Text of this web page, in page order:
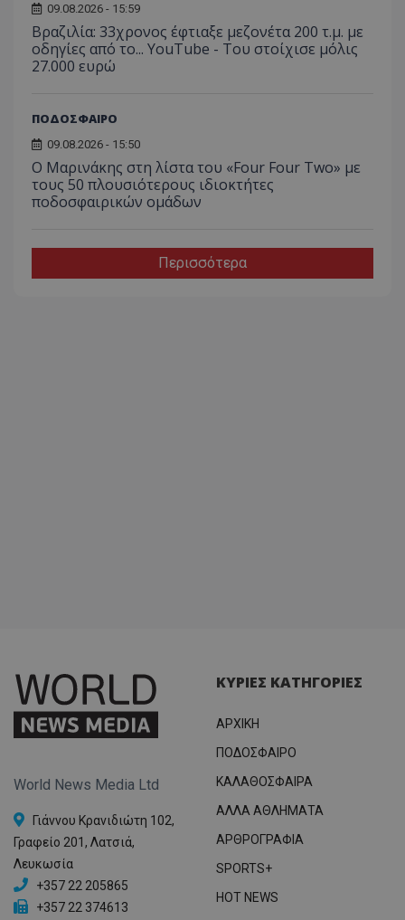
09.08.2026 - 15:59
Βραζιλία: 33χρονος έφτιαξε μεζονέτα 200 τ.μ. με
οδηγίες από το... YouTube - Του στοίχισε μόλις
27.000 ευρώ
ΠΟΔΟΣΦΑΙΡΟ
09.08.2026 - 15:50
Ο Μαρινάκης στη λίστα του «Four Four Two» με
τους 50 πλουσιότερους ιδιοκτήτες
ποδοσφαιρικών ομάδων
Περισσότερα
World News Media Ltd
Γιάννου Κρανιδιώτη 102,
Γραφείο 201, Λατσιά,
Λευκωσία
+357 22 205865
+357 22 374613
ΚΥΡΙΕΣ ΚΑΤΗΓΟΡΙΕΣ
ΑΡΧΙΚΗ
ΠΟΔΟΣΦΑΙΡΟ
ΚΑΛΑΘΟΣΦΑΙΡΑ
ΑΛΛΑ ΑΘΛΗΜΑΤΑ
ΑΡΘΡΟΓΡΑΦΙΑ
SPORTS+
HOT NEWS